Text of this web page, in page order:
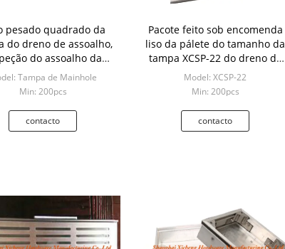
pesado quadrado da
do dreno de assoalho,
do assoalho da
do dreno 200*200
Tampa de Mainhole
Min: 200pcs
contacto
Pacote feito sob encomenda
liso da pálete do tamanho da
tampa XCSP-22 do dreno do
piso de aço
Model: XCSP-22
Min: 200pcs
contacto